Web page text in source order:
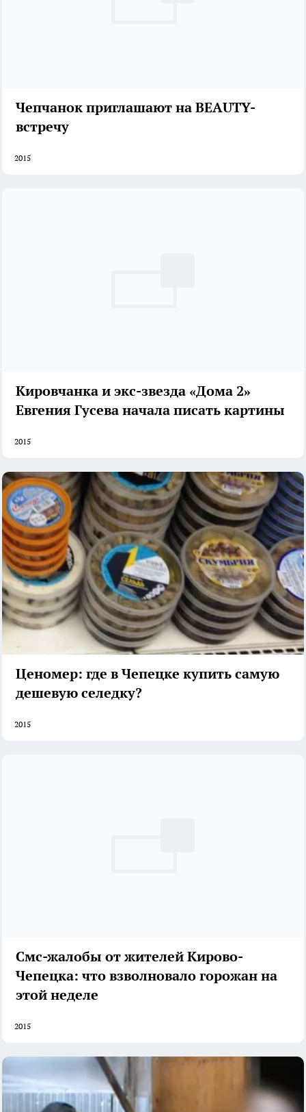
Чепчанок приглашают на BEAUTY-
встречу
2015
Кировчанка и экс-звезда «Дома 2»
Евгения Гусева начала писать картины
2015
Ценомер: где в Чепецке купить самую
дешевую селедку?
2015
Смс-жалобы от жителей Кирово-
Чепецка: что взволновало горожан на
этой неделе
2015